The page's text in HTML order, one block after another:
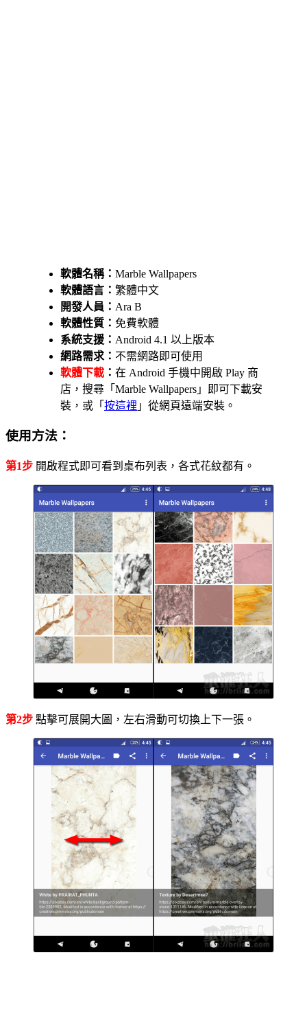
軟體名稱： Marble Wallpapers
軟體語言： 繁體中文
開發人員： Ara B
軟體性質： 免費軟體
系統支援： Android 4.1 以上版本
網路需求： 不需網路即可使用
軟體下載 ： 在 Android 手機中開啟 Play 商
店，搜尋「Marble Wallpapers」即可下載安
裝，或「 按這裡 」從網頁遠端安裝。
使用方法：
第1步 開啟程式即可看到桌布列表，各式花紋都有。
第2步 點擊可展開大圖，左右滑動可切換上下一張。